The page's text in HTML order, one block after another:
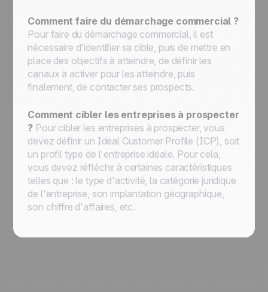
Comment faire du démarchage commercial ?
Pour faire du démarchage commercial, il est
nécessaire d'identifier sa cible, puis de mettre en
place des objectifs à atteindre, de définir les
canaux à activer pour les atteindre, puis
finalement, de contacter ses prospects.
Comment cibler les entreprises à prospecter
? Pour cibler les entreprises à prospecter, vous
devez définir un Ideal Customer Profile (ICP), soit
un profil type de l'entreprise idéale. Pour cela,
vous devez réfléchir à certaines caractéristiques
telles que : le type d'activité, la catégorie juridique
de l'entreprise, son implantation géographique,
son chiffre d'affaires, etc.